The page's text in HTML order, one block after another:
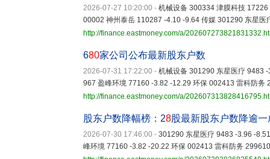
2026-07-27 10:20:00 - 机械设备 300334 津膜科技
00002 神州泰岳 110287 -4.10 -9.64 传媒 301290 东星
http://finance.eastmoney.com/a/
680家公司公布最新股东户数
2026-07-31 17:22:00 - 机械设备 301290 东星医疗 9483
967 盈峰环境 77160 -3.82 -12.29 环保 002413 雷科防务
http://finance.eastmoney.com/a/
股东户数降幅榜：28股最新股东户数降逾一
2026-07-30 17:46:00 - 301290 东星医疗 9483 -3.96 -
峰环境 77160 -3.82 -20.22 环保 002413 雷科防务